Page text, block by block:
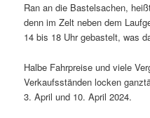
Ran an die Bastelsachen,
denn im Zelt neben dem
14 bis 18 Uhr gebastelt, was
Halbe Fahrpreise und viele
Verkaufsständen locken
3. April und 10. April 2024.